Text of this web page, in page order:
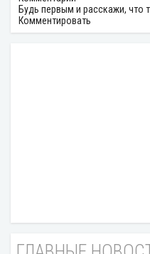
Будь первым и расскажи, что
Комментировать